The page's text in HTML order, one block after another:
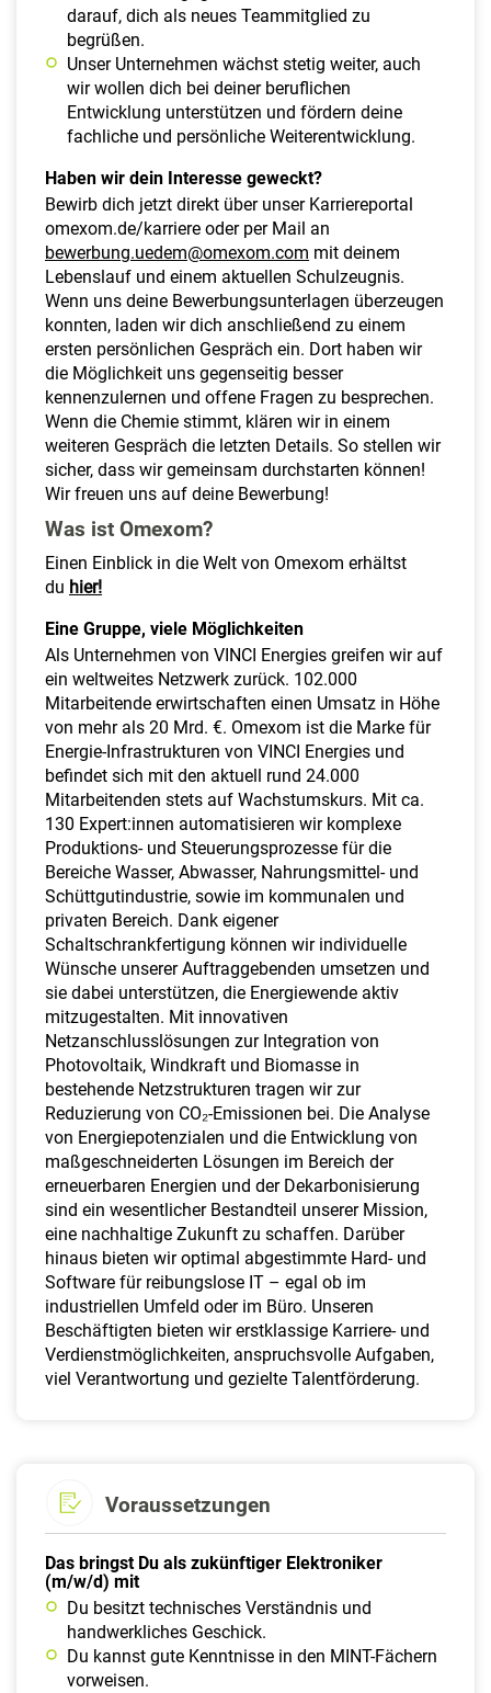
darauf, dich als neues Teammitglied zu
begrüßen.
Unser Unternehmen wächst stetig weiter, auch
wir wollen dich bei deiner beruflichen
Entwicklung unterstützen und fördern deine
fachliche und persönliche Weiterentwicklung.
Haben wir dein Interesse geweckt?
Bewirb dich jetzt direkt über unser Karriereportal
omexom.de/karriere oder per Mail an
bewerbung.uedem@omexom.com mit deinem
Lebenslauf und einem aktuellen Schulzeugnis.
Wenn uns deine Bewerbungsunterlagen überzeugen
konnten, laden wir dich anschließend zu einem
ersten persönlichen Gespräch ein. Dort haben wir
die Möglichkeit uns gegenseitig besser
kennenzulernen und offene Fragen zu besprechen.
Wenn die Chemie stimmt, klären wir in einem
weiteren Gespräch die letzten Details. So stellen wir
sicher, dass wir gemeinsam durchstarten können!
Wir freuen uns auf deine Bewerbung!
Was ist Omexom?
Einen Einblick in die Welt von Omexom erhältst
du hier!
Eine Gruppe, viele Möglichkeiten
Als Unternehmen von VINCI Energies greifen wir auf
ein weltweites Netzwerk zurück. 102.000
Mitarbeitende erwirtschaften einen Umsatz in Höhe
von mehr als 20 Mrd. €. Omexom ist die Marke für
Energie-Infrastrukturen von VINCI Energies und
befindet sich mit den aktuell rund 24.000
Mitarbeitenden stets auf Wachstumskurs. Mit ca.
130 Expert:innen automatisieren wir komplexe
Produktions- und Steuerungsprozesse für die
Bereiche Wasser, Abwasser, Nahrungsmittel- und
Schüttgutindustrie, sowie im kommunalen und
privaten Bereich. Dank eigener
Schaltschrankfertigung können wir individuelle
Wünsche unserer Auftraggebenden umsetzen und
sie dabei unterstützen, die Energiewende aktiv
mitzugestalten. Mit innovativen
Netzanschlusslösungen zur Integration von
Photovoltaik, Windkraft und Biomasse in
bestehende Netzstrukturen tragen wir zur
Reduzierung von CO₂-Emissionen bei. Die Analyse
von Energiepotenzialen und die Entwicklung von
maßgeschneiderten Lösungen im Bereich der
erneuerbaren Energien und der Dekarbonisierung
sind ein wesentlicher Bestandteil unserer Mission,
eine nachhaltige Zukunft zu schaffen. Darüber
hinaus bieten wir optimal abgestimmte Hard- und
Software für reibungslose IT – egal ob im
industriellen Umfeld oder im Büro. Unseren
Beschäftigten bieten wir erstklassige Karriere- und
Verdienstmöglichkeiten, anspruchsvolle Aufgaben,
viel Verantwortung und gezielte Talentförderung.
Voraussetzungen
Das bringst Du als zukünftiger Elektroniker
(m/w/d) mit
Du besitzt technisches Verständnis und
handwerkliches Geschick.
Du kannst gute Kenntnisse in den MINT-Fächern
vorweisen.